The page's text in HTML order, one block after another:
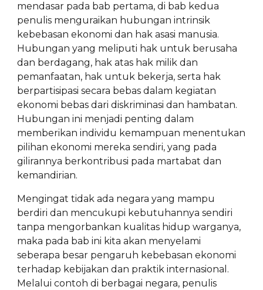
mendasar pada bab pertama, di bab kedua
penulis menguraikan hubungan intrinsik
kebebasan ekonomi dan hak asasi manusia.
Hubungan yang meliputi hak untuk berusaha
dan berdagang, hak atas hak milik dan
pemanfaatan, hak untuk bekerja, serta hak
berpartisipasi secara bebas dalam kegiatan
ekonomi bebas dari diskriminasi dan hambatan.
Hubungan ini menjadi penting dalam
memberikan individu kemampuan menentukan
pilihan ekonomi mereka sendiri, yang pada
gilirannya berkontribusi pada martabat dan
kemandirian.
Mengingat tidak ada negara yang mampu
berdiri dan mencukupi kebutuhannya sendiri
tanpa mengorbankan kualitas hidup warganya,
maka pada bab ini kita akan menyelami
seberapa besar pengaruh kebebasan ekonomi
terhadap kebijakan dan praktik internasional.
Melalui contoh di berbagai negara, penulis